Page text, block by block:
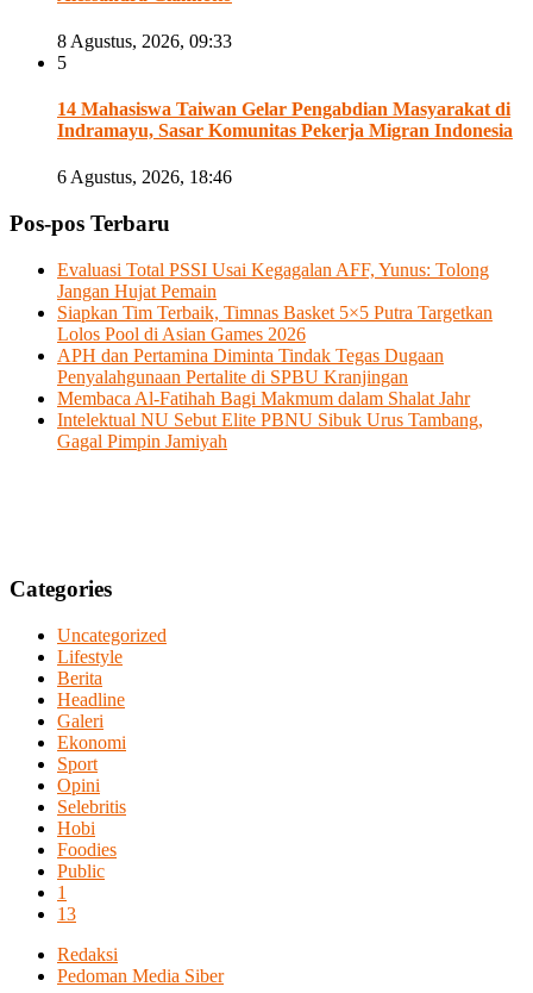
8 Agustus, 2026, 09:33
5
14 Mahasiswa Taiwan Gelar Pengabdian Masyarakat di
Indramayu, Sasar Komunitas Pekerja Migran Indonesia
6 Agustus, 2026, 18:46
Pos-pos Terbaru
Evaluasi Total PSSI Usai Kegagalan AFF, Yunus: Tolong
Jangan Hujat Pemain
Siapkan Tim Terbaik, Timnas Basket 5×5 Putra Targetkan
Lolos Pool di Asian Games 2026
APH dan Pertamina Diminta Tindak Tegas Dugaan
Penyalahgunaan Pertalite di SPBU Kranjingan
Membaca Al-Fatihah Bagi Makmum dalam Shalat Jahr
Intelektual NU Sebut Elite PBNU Sibuk Urus Tambang,
Gagal Pimpin Jamiyah
Categories
Uncategorized
Lifestyle
Berita
Headline
Galeri
Ekonomi
Sport
Opini
Selebritis
Hobi
Foodies
Public
1
13
Redaksi
Pedoman Media Siber